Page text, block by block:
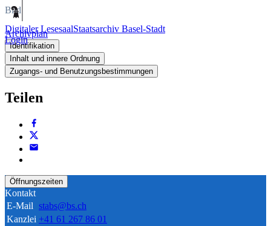
Digitaler LesesaalStaatsarchiv Basel-Stadt
Login
Bild
Archivplan
Identifikation
Inhalt und innere Ordnung
Zugangs- und Benutzungsbestimmungen
Teilen
Öffnungszeiten
Kontakt
E-Mail stabs@bs.ch
Kanzlei +41 61 267 86 01